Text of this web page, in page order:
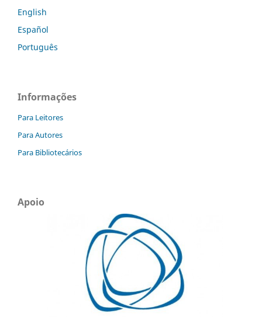
English
Español
Português
Informações
Para Leitores
Para Autores
Para Bibliotecários
Apoio